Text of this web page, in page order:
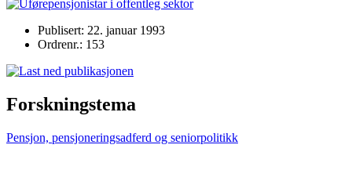
Publisert: 22. januar 1993
Ordrenr.: 153
Forskningstema
Pensjon, pensjoneringsadferd og seniorpolitikk